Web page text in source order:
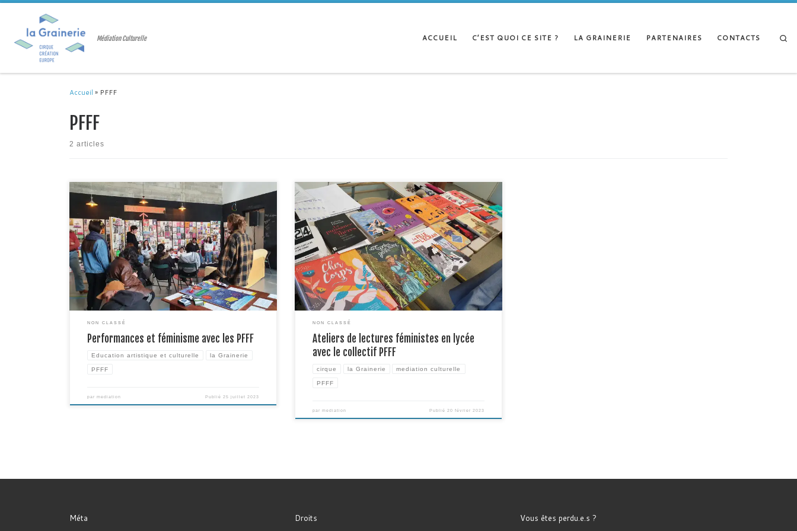
Passer au contenu
Médiation Culturelle ACCUEIL C’EST QUOI CE SITE ? LA GRAINERIE PARTENAIRES CONTACTS
Accueil » PFFF
PFFF
2 articles
Après la première rencontre du jeudi 9 février en classe entre
Nadège et Louise du collectif PFFF et une classe de seconde
du lycée Pierre Paul Riquet de Saint-Orens autour de la
découverte d’ouvrages féministes, s’en est suivi une série de
rendez-vous réguliers afin de permettre à chaque élève de […]
NON CLASSÉ
Performances et féminisme avec les PFFF
Education artistique et culturelle la Grainerie
PFFF
par mediation Publié25 juillet 2023
Jeudi 9 février dernier, Nadège et Louise du collectif PFFF se
sont rendues dans une classe de seconde du lycée Pierre-
Paul Riquet de Saint-Orens pour leur premier atelier d’une
série de cinq rencontres autour du féminisme. Au
programme de ce premier jour; échange sur le sujet,
découverte de textes et lecture […]
NON CLASSÉ
Ateliers de lectures féministes en lycée
avec le collectif PFFF
cirque la Grainerie mediation culturelle
PFFF
par mediation Publié20 février 2023
Méta Droits Vous êtes perdu.e.s ?